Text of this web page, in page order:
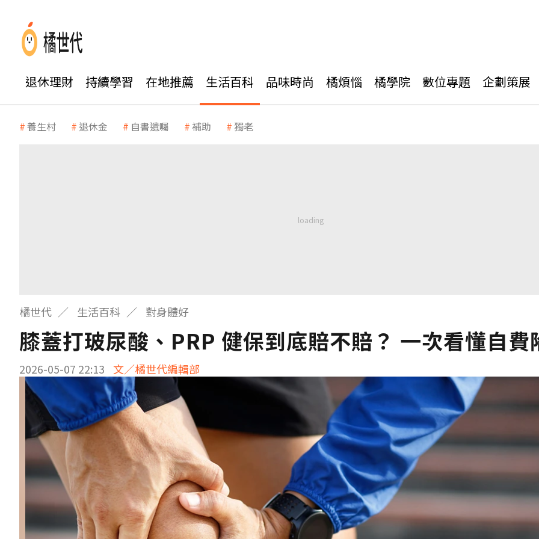
退休理財 持續學習 在地推薦 生活百科 品味時尚 橘煩惱 橘學院 數位專題 企劃策展
養生村 退休金 自書遺囑 補助 獨老
橘世代 生活百科 對身體好
膝蓋打玻尿酸、PRP 健保到底賠不賠？ 一次看懂自費
2026-05-07 22:13 文／橘世代編輯部